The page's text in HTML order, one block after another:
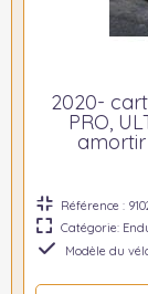
2020-
PRO,
amortir
Référence :
Catégorie:
Modèle du